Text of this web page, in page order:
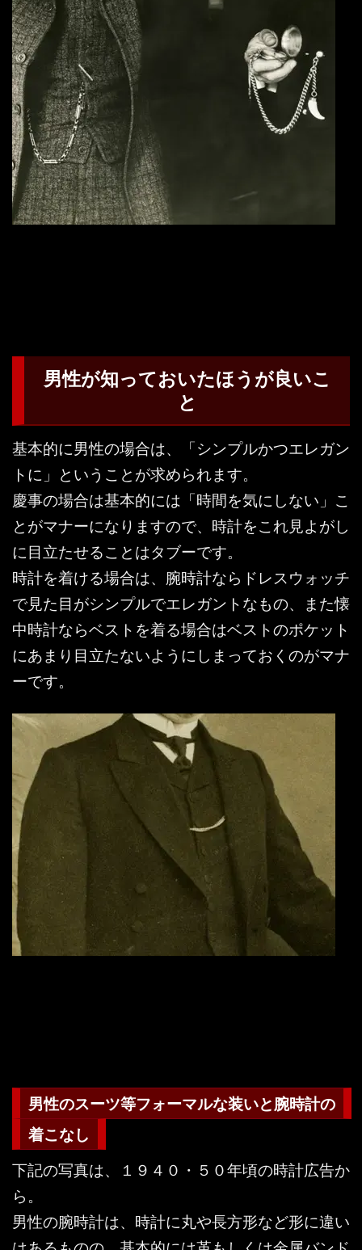
男性が知っておいたほうが良いこ
と
基本的に男性の場合は、「シンプルかつエレガン
トに」ということが求められます。
慶事の場合は基本的には「時間を気にしない」こ
とがマナーになりますので、時計をこれ見よがし
に目立たせることはタブーです。
時計を着ける場合は、腕時計ならドレスウォッチ
で見た目がシンプルでエレガントなもの、また懐
中時計ならベストを着る場合はベストのポケット
にあまり目立たないようにしまっておくのがマナ
ーです。
男性のスーツ等フォーマルな装いと腕時計の
着こなし
下記の写真は、１９４０・５０年頃の時計広告か
ら。
男性の腕時計は、時計に丸や長方形など形に違い